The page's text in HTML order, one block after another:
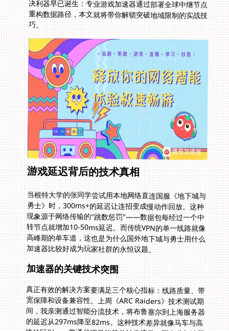
巧。
游戏延迟背后的技术真相
当根特大学的张同学尝试用本地网络直连国服《地下城与
勇士》时，300ms+的延迟让连招变成慢动作回放。这种
现象源于网络传输的"跳数惩罚"——数据包每经过一个中
转节点就增加10-50ms延迟。而传统VPN的单一线路就像
高峰期的单车道，这也是为什么国外地下城与勇士用什么
加速器比较好成为玩家社群的永恒议题。
加速器的关键技术突围
真正有效的解决方案要满足三个核心指标：线路质量、带
宽保障和设备兼容性。上周《ARC Raiders》技术测试期
间，我亲测通过智能分流技术，将布鲁塞尔到上海服务器
的延迟从297ms降至82ms。这种技术差异就像马车与高
铁的区别——普通代理只能简单转发流量，而专业加速器